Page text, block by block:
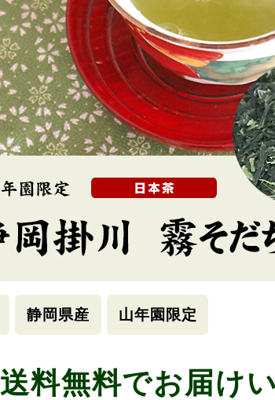
静岡県産 山年園限定
送料無料でお届け